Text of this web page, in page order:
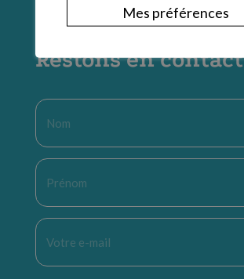
Restons en contact
Nom
Prénom
E-
mail
Mes préférences